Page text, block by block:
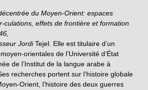
du Moyen-Orient: espaces
culations, effets de frontière et formation
JordiTejel. Elle est titulaire d’un
orientales de l’Université d’État
de l’Institut de la langue arabe à
recherches portent sur l’histoire globale
Orient, l’histoire des deux guerres